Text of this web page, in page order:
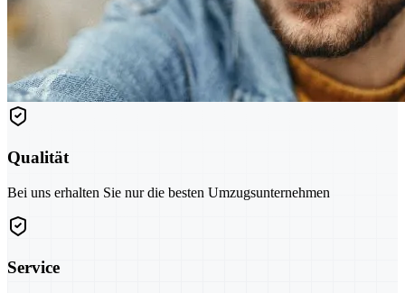
Qualität
Bei uns erhalten Sie nur die besten Umzugsunternehmen
Service